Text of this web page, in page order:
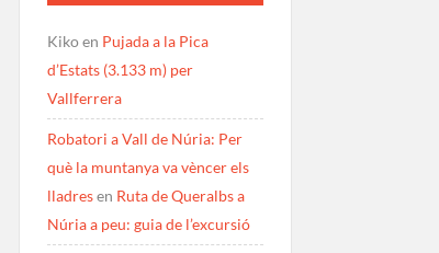
Kikoen Pujada a la Pica
d’Estats (3.133 m) per
Vallferrera
Robatori a Vall de Núria: Per
què la muntanya va vèncer els
lladresen Ruta de Queralbs a
Núria a peu: guia de l’excursió